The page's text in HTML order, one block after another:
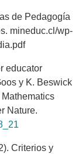
de Pedagogía
mineduc.cl/wp-
educator
y K. Beswick
Nature.
Criterios y